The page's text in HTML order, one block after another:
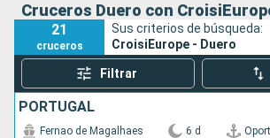
Buscar
Cruceros Duero con
21
cruceros
Sus criterios de búsqueda:
CroisiEurope - Duero
Filtrar
PORTUGAL
Fernao de Magalhaes 6 d